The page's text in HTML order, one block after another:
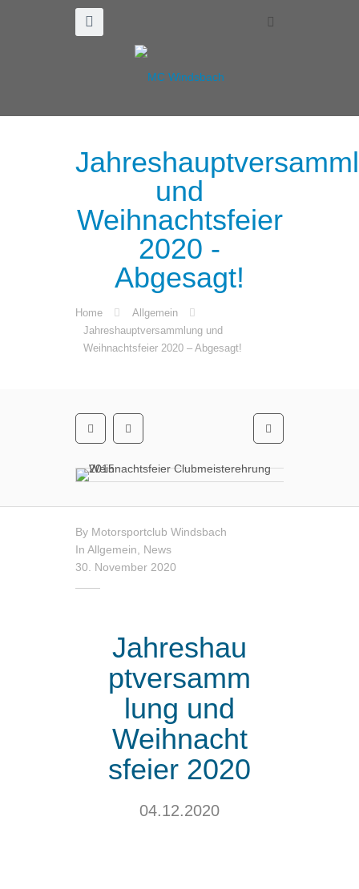
und
Weihnachtsfeier
2020 -
Abgesagt!
Home
Allgemein
Jahreshauptversammlung und
Weihnachtsfeier 2020 – Abgesagt!
By Motorsportclub Windsbach
In Allgemein
News
30. November 2020
Jahreshau
ptversamm
lung und
Weihnacht
sfeier 2020
04.12.2020